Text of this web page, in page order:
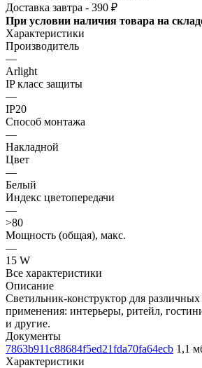
Доставка завтра - 390 ₽
При условии наличия товара на
Характеристики
Производитель
—
Arlight
IP класс защиты
—
IP20
Способ монтажа
—
Накладной
Цвет
—
Белый
Индекс цветопередачи
—
>80
Мощность (общая), макс.
—
15 W
Все характеристики
Описание
Светильник-конструктор для различных
применения: интерьеры, ритейл,
и другие.
Документы
7863b911c88684f5ed21fda70fa64ecb 1,1
Характеристики